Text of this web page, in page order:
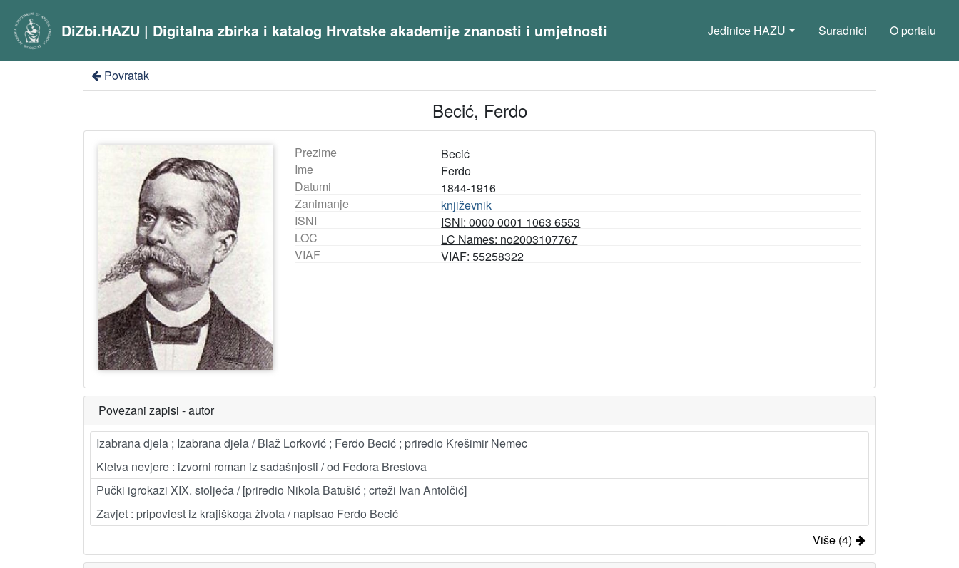
DiZbi.HAZU | Digitalna zbirka i katalog Hrvatske akademije znanosti i umjetnosti Jedinice HAZU Suradnici O portalu
Povratak
Becić, Ferdo
Prezime
Becić
Ime
Ferdo
Datumi
1844-1916
Zanimanje
književnik
ISNI
ISNI: 0000 0001 1063 6553
LOC
LC Names: no2003107767
VIAF
VIAF: 55258322
Povezani zapisi - autor
Izabrana djela ; Izabrana djela / Blaž Lorković ; Ferdo Becić ; priredio Krešimir Nemec
Kletva nevjere : izvorni roman iz sadašnjosti / od Fedora Brestova
Pučki igrokazi XIX. stoljeća / [priredio Nikola Batušić ; crteži Ivan Antolčić]
Zavjet : pripoviest iz krajiškoga života / napisao Ferdo Becić
Više (4)